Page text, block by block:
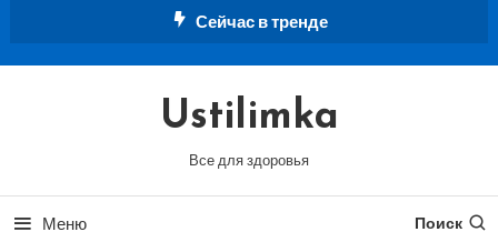
Сейчас в тренде
Ustilimka
Все для здоровья
Меню Поиск